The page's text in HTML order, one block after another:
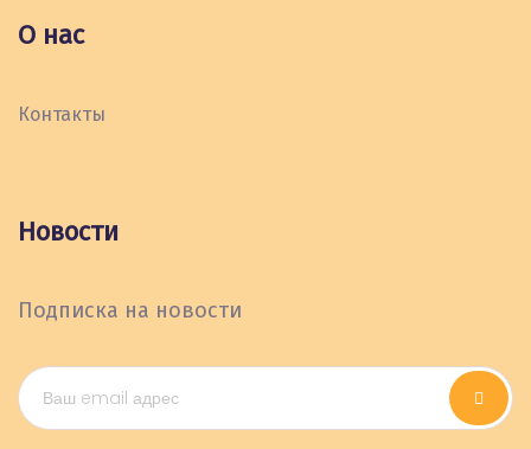
О нас
Контакты
Новости
Подписка на новости